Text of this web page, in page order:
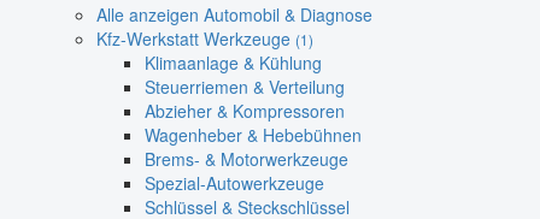
Alle anzeigen Automobil & Diagnose
Kfz-Werkstatt Werkzeuge (1)
Klimaanlage & Kühlung
Steuerriemen & Verteilung
Abzieher & Kompressoren
Wagenheber & Hebebühnen
Brems- & Motorwerkzeuge
Spezial-Autowerkzeuge
Schlüssel & Steckschlüssel